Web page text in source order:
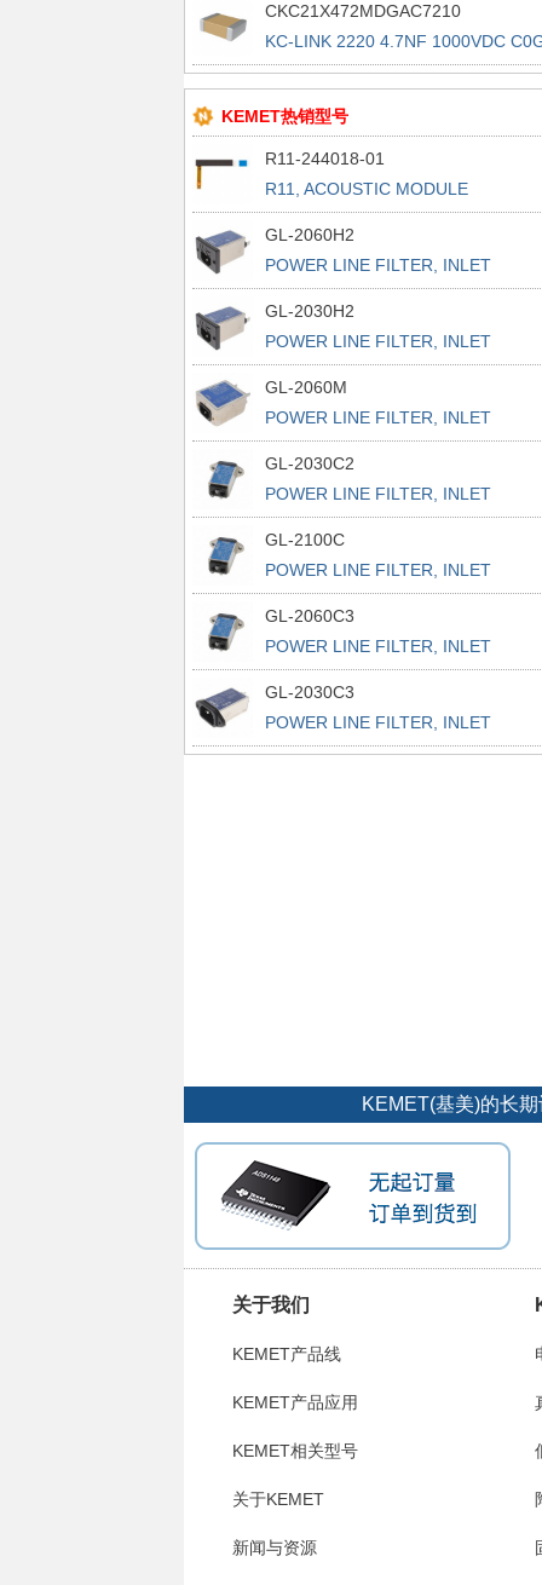
CKC21X472MDGAC7210
KC-LINK 2220 4.7NF 1000VDC
KEMET热销型号
R11-244018-01
R11, ACOUSTIC MODULE
GL-2060H2
POWER LINE FILTER, INLET
POWER L
GL-2030H2
POWER LINE FILTER, INLET
POWER L
GL-2060M
POWER LINE FILTER, INLET
POWER L
GL-2030C2
POWER LINE FILTER, INLET
POWER L
GL-2100C
POWER LINE FILTER, INLET
POWER L
GL-2060C3
POWER LINE FILTER, INLET
POWER L
GL-2030C3
POWER LINE FILTER, INLET
POWER L
KEMET(基美)的长
关于我们
KEMET产品线
KEMET产品应用
KEMET相关型号
关于KEMET
新闻与资源